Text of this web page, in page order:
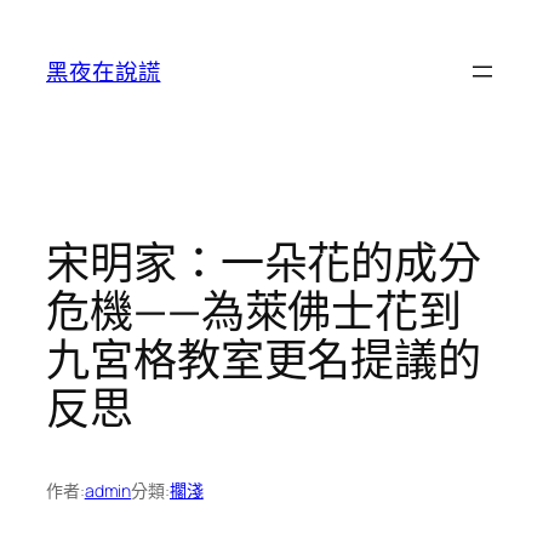
黑夜在說謊
宋明家：一朵花的成分
危機——為萊佛士花到
九宮格教室更名提議的
反思
作者:admin分類:擱淺